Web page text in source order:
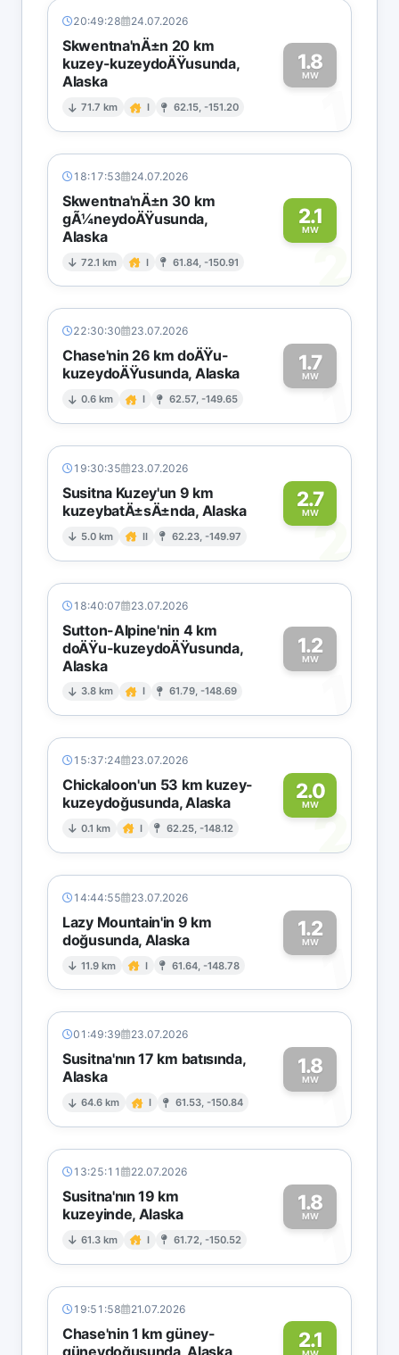
20:49:28 24.07.2026
Skwentna'nÄ±n 20 km
kuzey-kuzeydoÄŸusunda,
Alaska
71.7 km I 62.15, -151.20
1.8
MW
1
18:17:53 24.07.2026
Skwentna'nÄ±n 30 km
gÃ¼neydoÄŸusunda,
Alaska
72.1 km I 61.84, -150.91
2.1
MW
2
22:30:30 23.07.2026
Chase'nin 26 km doÄŸu-
kuzeydoÄŸusunda, Alaska
0.6 km I 62.57, -149.65
1.7
MW1
19:30:35 23.07.2026
Susitna Kuzey'un 9 km
kuzeybatÄ±sÄ±nda, Alaska
5.0 km II 62.23, -149.97
2.7
MW2
18:40:07 23.07.2026
Sutton-Alpine'nin 4 km
doÄŸu-kuzeydoÄŸusunda,
Alaska
3.8 km I 61.79, -148.69
1.2
MW
1
15:37:24 23.07.2026
Chickaloon'un 53 km kuzey-
kuzeydoğusunda, Alaska
0.1 km I 62.25, -148.12
2.0
MW
2
14:44:55 23.07.2026
Lazy Mountain'in 9 km
doğusunda, Alaska
11.9 km I 61.64, -148.78
1.2
MW1
01:49:39 23.07.2026
Susitna'nın 17 km batısında,
Alaska
64.6 km I 61.53, -150.84
1.8
MW1
13:25:11 22.07.2026
Susitna'nın 19 km
kuzeyinde, Alaska
61.3 km I 61.72, -150.52
1.8
MW1
19:51:58 21.07.2026
Chase'nin 1 km güney-
güneydoğusunda, Alaska
2.1